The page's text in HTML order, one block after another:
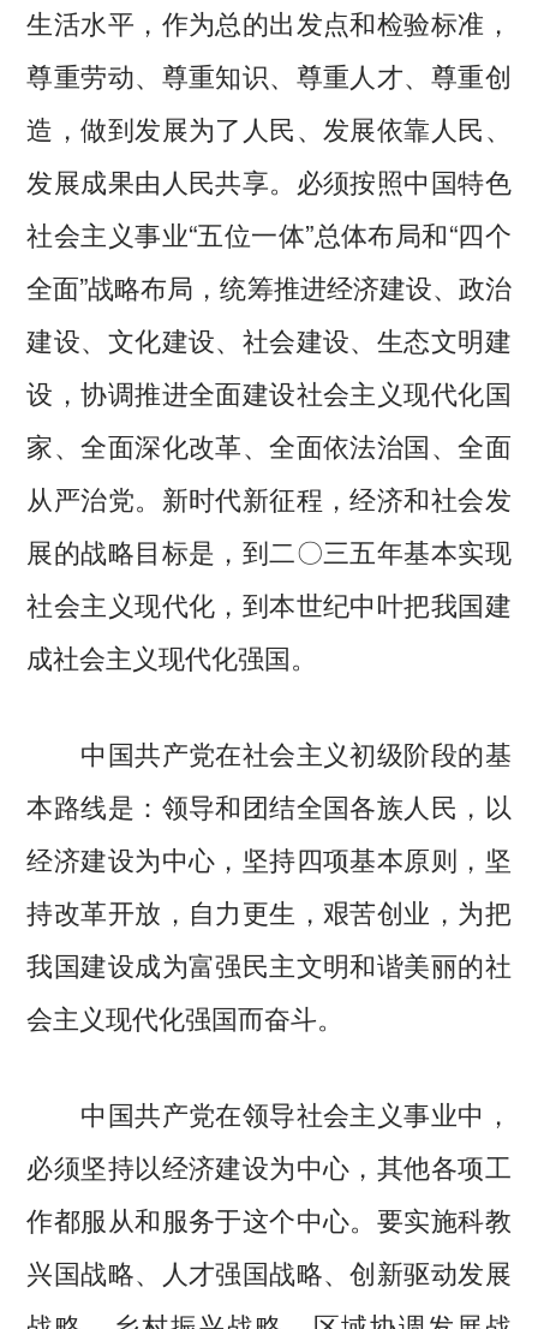
生活水平，作为总的出发点和检验标准，
尊重劳动、尊重知识、尊重人才、尊重创
造，做到发展为了人民、发展依靠人民、
发展成果由人民共享。必须按照中国特色
社会主义事业“五位一体”总体布局和“四个
全面”战略布局，统筹推进经济建设、政治
建设、文化建设、社会建设、生态文明建
设，协调推进全面建设社会主义现代化国
家、全面深化改革、全面依法治国、全面
从严治党。新时代新征程，经济和社会发
展的战略目标是，到二〇三五年基本实现
社会主义现代化，到本世纪中叶把我国建
成社会主义现代化强国。
中国共产党在社会主义初级阶段的基
本路线是：领导和团结全国各族人民，以
经济建设为中心，坚持四项基本原则，坚
持改革开放，自力更生，艰苦创业，为把
我国建设成为富强民主文明和谐美丽的社
会主义现代化强国而奋斗。
中国共产党在领导社会主义事业中，
必须坚持以经济建设为中心，其他各项工
作都服从和服务于这个中心。要实施科教
兴国战略、人才强国战略、创新驱动发展